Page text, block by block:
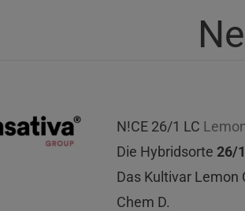
N!CE 26/1 LC
Die Hybridsorte 26/
Das Kultivar Lemon
Chem D.